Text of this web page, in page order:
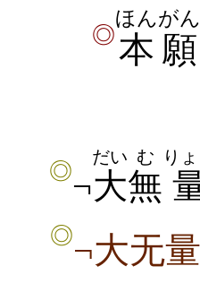
◎本願
ほんがん
◎¬大
だい
無
む りょ
◎¬大无